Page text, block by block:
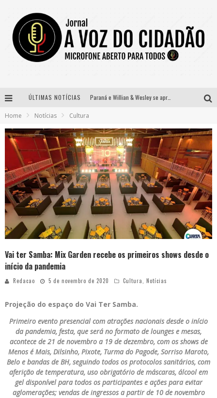
ÚLTIMAS NOTÍCIAS Paraná e Willian & Wesley se apresentam no Carretão Trevo Contagem nesta sexta-feira
Banda Mole de BH anuncia Kayete como madrinha do bloco
Definidas as 12 finalistas do concurso Rainha do Pedro Leopoldo Rodeio Show 2026
Home Notícias Cultura
Vai ter Samba: Mix Garden recebe os primeiros shows desde o
início da pandemia
Redacao 5 de novembro de 2020 Cultura, Notícias
Projeção do espaço do Vai Ter Samba.
Primeiro evento presencial com atrações nacionais desde o início
da pandemia, festa, que será no formato de lounges e mesas,
acontece de 21 de novembro a 19 de dezembro, com os shows de
Menos é Mais, Dilsinho, Pixote, Turma do Pagode, Sorriso Maroto,
Belo e bandas de BH, seguindo todos os protocolos sanitários, com
aferição de temperatura, uso obrigatório de máscaras, álcool em
gel disponível para todos os participantes e ações para evitar
aglomerações; vendas de ingressos a partir de 10 de novembro